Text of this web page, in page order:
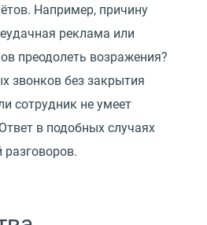
Например, причину
реклама или
преодолеть возражения?
звонков без закрытия
сотрудник не умеет
в подобных случаях
разговоров.